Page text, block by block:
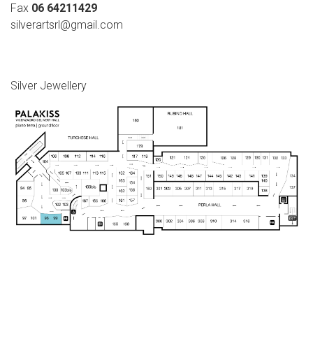
Fax 06 64211429
silverartsrl@gmail.com
Silver Jewellery